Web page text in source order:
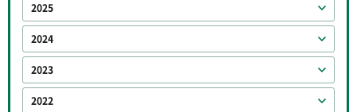
2025
2024
2023
2022